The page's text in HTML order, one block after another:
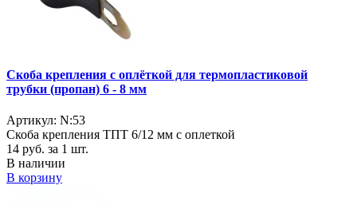
Скоба крепления с оплёткой для термопластиковой
трубки (пропан) 6 - 8 мм
Артикул: N:53
Скоба крепления ТПТ 6/12 мм с оплеткой
14 руб. за 1 шт.
В наличии
В корзину